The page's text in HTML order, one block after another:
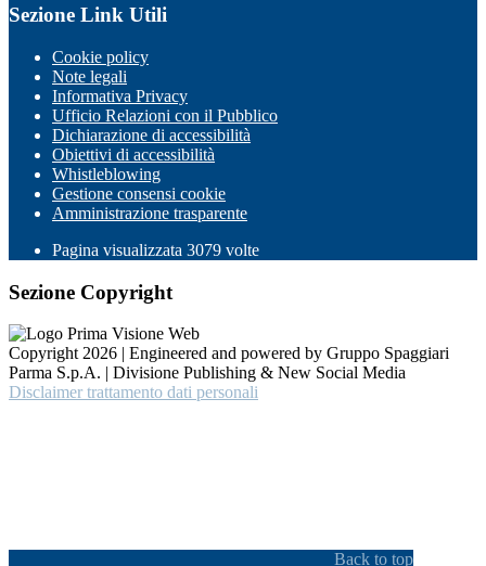
Sezione Link Utili
Cookie policy
Note legali
Informativa Privacy
Ufficio Relazioni con il Pubblico
Dichiarazione di accessibilità
Obiettivi di accessibilità
Whistleblowing
Gestione consensi cookie
Amministrazione trasparente
Pagina visualizzata 3079 volte
Sezione Copyright
Copyright 2026 | Engineered and powered by Gruppo Spaggiari
Parma S.p.A. | Divisione Publishing & New Social Media
Disclaimer trattamento dati personali
Back to top